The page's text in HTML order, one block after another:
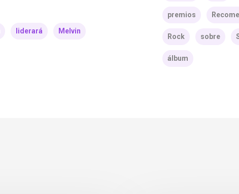
liderará Melvin
premios
Rock sobre
álbum